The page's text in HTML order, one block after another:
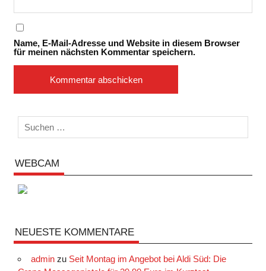
Name, E-Mail-Adresse und Website in diesem Browser
für meinen nächsten Kommentar speichern.
WEBCAM
NEUESTE KOMMENTARE
adminzu Seit Montag im Angebot bei Aldi Süd: Die